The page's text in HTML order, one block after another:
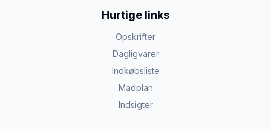
Hurtige links
Opskrifter
Dagligvarer
Indkøbsliste
Madplan
Indsigter